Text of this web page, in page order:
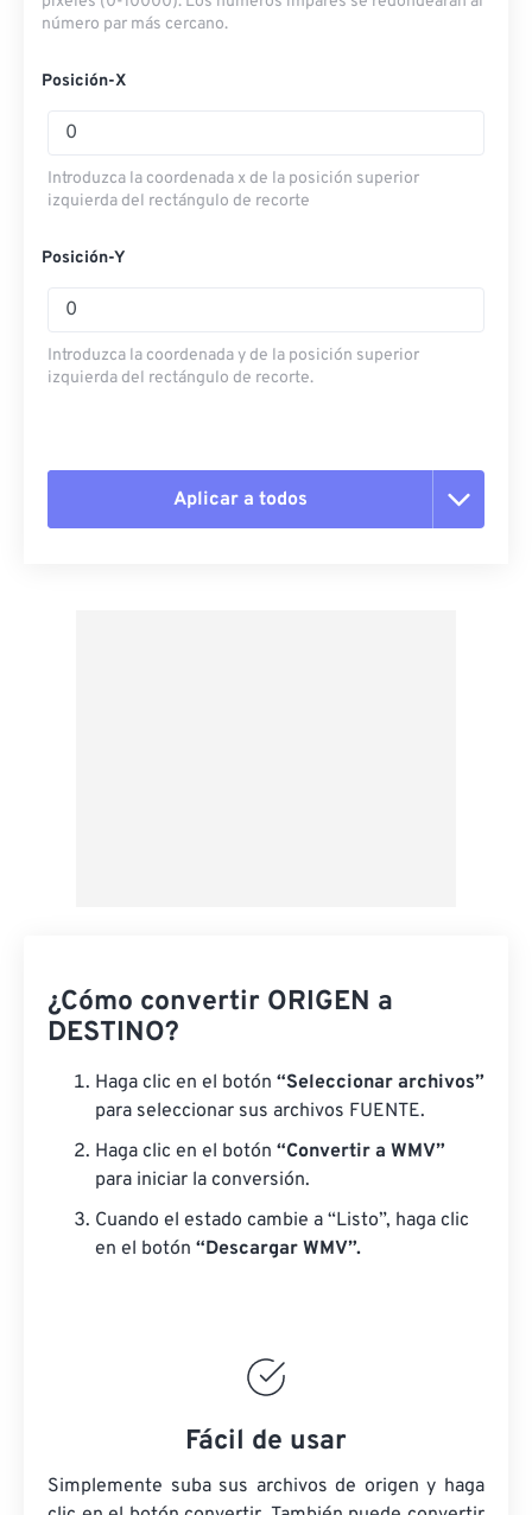
número par más cercano.
Posición-X
Introduzca la coordenada x de la posición superior
izquierda del rectángulo de recorte
Posición-Y
Introduzca la coordenada y de la posición superior
izquierda del rectángulo de recorte.
Aplicar a todos
¿Cómo convertir ORIGEN a
DESTINO?
Haga clic en el botón “Seleccionar archivos”
para seleccionar sus archivos FUENTE.
Haga clic en el botón “Convertir a WMV”
para iniciar la conversión.
Cuando el estado cambie a “Listo”, haga clic
en el botón “Descargar WMV”.
Fácil de usar
Simplemente suba sus archivos de origen y haga